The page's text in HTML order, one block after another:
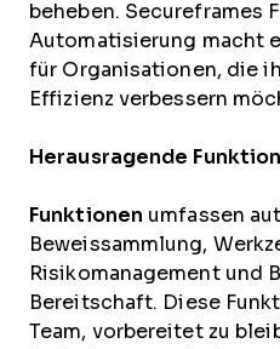
beheben. Secureframes
Automatisierung macht
für Organisationen, die
Effizienz verbessern
Herausragende
Funktionen umfassen
Beweissammlung,
Risikomanagement und
Bereitschaft. Diese
Team, vorbereitet zu